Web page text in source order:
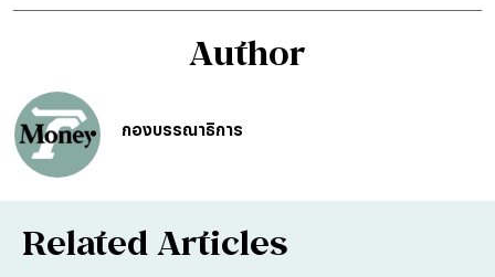
Author
กองบรรณาธิการ
Related Articles